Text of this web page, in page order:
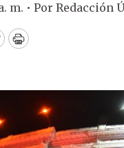
m. • Por Redacción
Print